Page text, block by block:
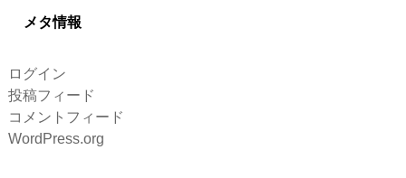
メタ情報
ログイン
投稿フィード
コメントフィード
WordPress.org